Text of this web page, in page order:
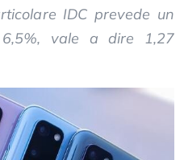
IDC prevede un
vale a dire 1,27